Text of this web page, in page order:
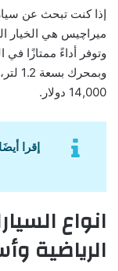
إذا كنت تبحث عن
ميراچيس هي الخيار
وتوفر أداءً ممتازًا
14,000 دولار.
إقرا
انواع
الرياضية